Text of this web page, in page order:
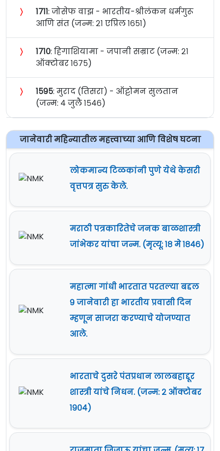
〉 १७११: जोसेफ वाझ - भारतीय-श्रीलंकन धर्मगुरू
आणि संत (जन्म: २१ एप्रिल १६५१)
〉 १७१०: हिगाशियामा - जपानी सम्राट (जन्म: २१
ऑक्टोबर १६७५)
〉 १५९५: मुराद (तिसरा) - ऑट्टोमन सुलतान
(जन्म: ४ जुलै १५४६)
जानेवारी महिन्यातील महत्त्वाच्या आणि विशेष घटना
लोकमान्य टिळकांनी पुणे येथे केसरी
वृत्तपत्र सुरु केले.
मराठी पत्रकारितेचे जनक बाळशास्त्री
जांभेकर यांचा जन्म. (मृत्यू: १८ मे १८४६)
महात्मा गांधी भारतात परतल्या बद्दल
९ जानेवारी हा भारतीय प्रवासी दिन
म्हणून साजरा करण्याचे योजण्यात
आले.
भारताचे दुसरे पंतप्रधान लालबहाद्दूर
शास्त्री यांचे निधन. (जन्म: २ ऑक्टोबर
१९०४)